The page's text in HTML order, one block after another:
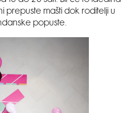
prepuste mašti dok roditelji u
popuste.